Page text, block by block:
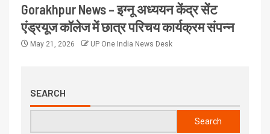
Gorakhpur News – इग्नू अध्ययन केंद्र सेंट
एंड्रयूज कॉलेज में छात्र परिचय कार्यक्रम संपन्न
May 21, 2026 UP One India News Desk
SEARCH
Search